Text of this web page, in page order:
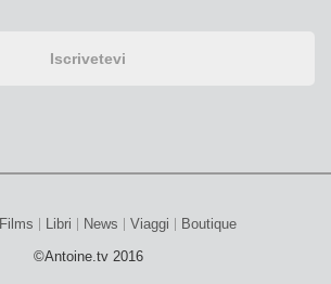
Films Libri News Viaggi
Boutique
©Antoine.tv 2016